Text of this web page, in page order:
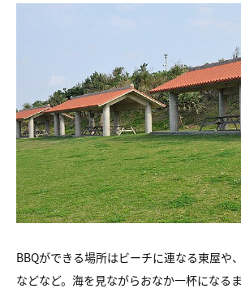
BBQができる場所はビーチに連なる東屋や、
などなど。 海を見ながらおなか一杯になるま